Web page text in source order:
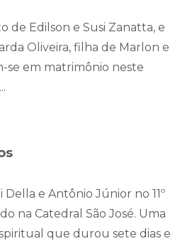
de Edilson e Susi Zanatta, e
Oliveira, filha de Marlon e
se em matrimônio neste
Della e Antônio Júnior no 11º
na Catedral São José. Uma
que durou sete dias e